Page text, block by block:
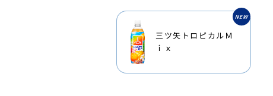
三ツ矢トロピカルＭ
ｉｘ